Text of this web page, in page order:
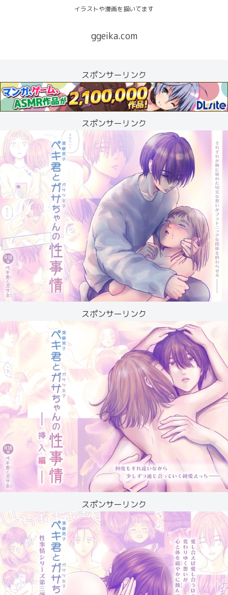
イラストや漫画を描いてます
ggeika.com
スポンサーリンク
スポンサーリンク
スポンサーリンク
スポンサーリンク